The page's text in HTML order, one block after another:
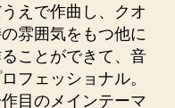
えで作曲し、クオ
雰囲気をもつ他に
ことができて、音
フェッショナル。
目のメインテーマ